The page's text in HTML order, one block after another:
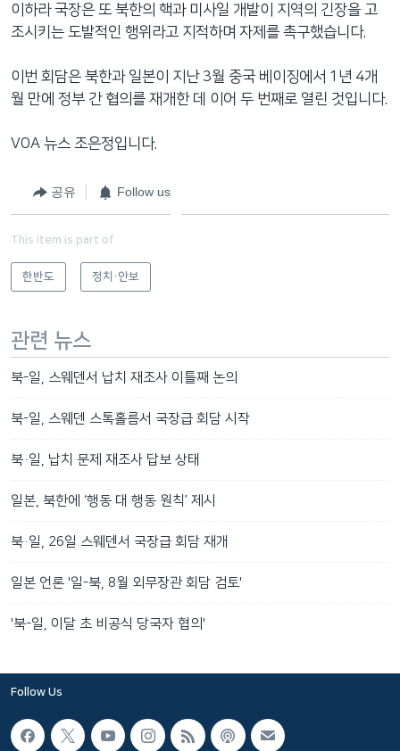
이하라 국장은 또 북한의 핵과 미사일 개발이 지역의 긴장을 고
조시키는 도발적인 행위라고 지적하며 자제를 촉구했습니다.
이번 회담은 북한과 일본이 지난 3월 중국 베이징에서 1년 4개
월 만에 정부 간 협의를 재개한 데 이어 두 번째로 열린 것입니다.
VOA 뉴스 조은정입니다.
공유 Follow us
This item is part of
한반도 정치·안보
관련 뉴스
북-일, 스웨덴서 납치 재조사 이틀째 논의
북-일, 스웨덴 스톡홀름서 국장급 회담 시작
북·일, 납치 문제 재조사 답보 상태
일본, 북한에 ‘행동 대 행동 원칙’ 제시
북·일, 26일 스웨덴서 국장급 회담 재개
일본 언론 '일-북, 8월 외무장관 회담 검토'
'북-일, 이달 초 비공식 당국자 협의'
Follow Us